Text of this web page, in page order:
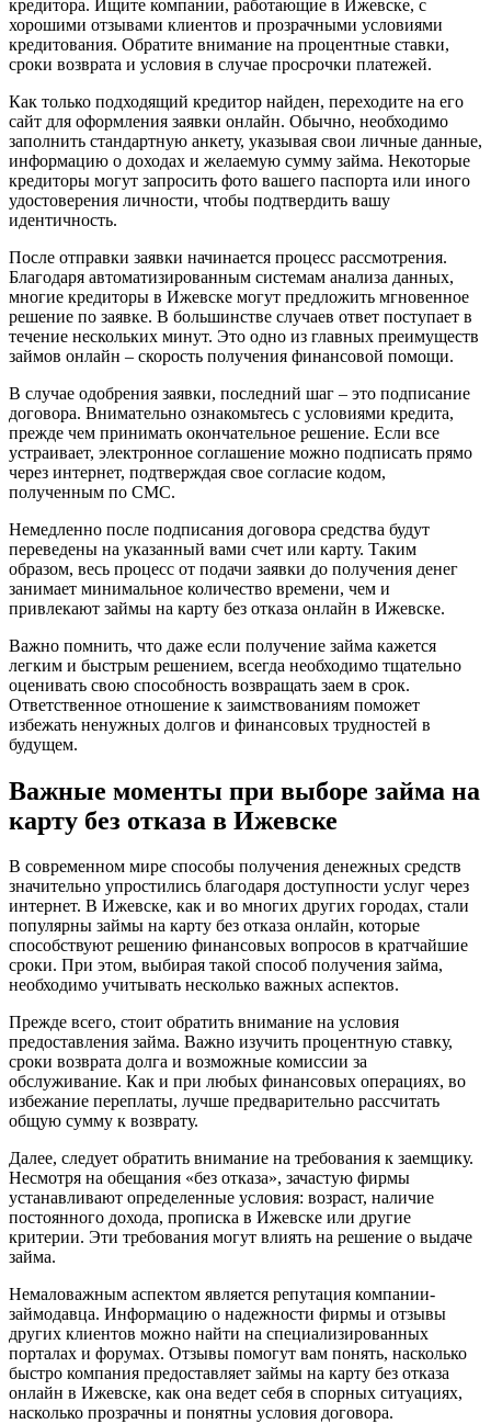
кредитора. Ищите компании, работающие в Ижевске, с
хорошими отзывами клиентов и прозрачными условиями
кредитования. Обратите внимание на процентные ставки,
сроки возврата и условия в случае просрочки платежей.
Как только подходящий кредитор найден, переходите на его
сайт для оформления заявки онлайн. Обычно, необходимо
заполнить стандартную анкету, указывая свои личные данные,
информацию о доходах и желаемую сумму займа. Некоторые
кредиторы могут запросить фото вашего паспорта или иного
удостоверения личности, чтобы подтвердить вашу
идентичность.
После отправки заявки начинается процесс рассмотрения.
Благодаря автоматизированным системам анализа данных,
многие кредиторы в Ижевске могут предложить мгновенное
решение по заявке. В большинстве случаев ответ поступает в
течение нескольких минут. Это одно из главных преимуществ
займов онлайн – скорость получения финансовой помощи.
В случае одобрения заявки, последний шаг – это подписание
договора. Внимательно ознакомьтесь с условиями кредита,
прежде чем принимать окончательное решение. Если все
устраивает, электронное соглашение можно подписать прямо
через интернет, подтверждая свое согласие кодом,
полученным по СМС.
Немедленно после подписания договора средства будут
переведены на указанный вами счет или карту. Таким
образом, весь процесс от подачи заявки до получения денег
занимает минимальное количество времени, чем и
привлекают займы на карту без отказа онлайн в Ижевске.
Важно помнить, что даже если получение займа кажется
легким и быстрым решением, всегда необходимо тщательно
оценивать свою способность возвращать заем в срок.
Ответственное отношение к заимствованиям поможет
избежать ненужных долгов и финансовых трудностей в
будущем.
Важные моменты при выборе займа на
карту без отказа в Ижевске
В современном мире способы получения денежных средств
значительно упростились благодаря доступности услуг через
интернет. В Ижевске, как и во многих других городах, стали
популярны займы на карту без отказа онлайн, которые
способствуют решению финансовых вопросов в кратчайшие
сроки. При этом, выбирая такой способ получения займа,
необходимо учитывать несколько важных аспектов.
Прежде всего, стоит обратить внимание на условия
предоставления займа. Важно изучить процентную ставку,
сроки возврата долга и возможные комиссии за
обслуживание. Как и при любых финансовых операциях, во
избежание переплаты, лучше предварительно рассчитать
общую сумму к возврату.
Далее, следует обратить внимание на требования к заемщику.
Несмотря на обещания «без отказа», зачастую фирмы
устанавливают определенные условия: возраст, наличие
постоянного дохода, прописка в Ижевске или другие
критерии. Эти требования могут влиять на решение о выдаче
займа.
Немаловажным аспектом является репутация компании-
займодавца. Информацию о надежности фирмы и отзывы
других клиентов можно найти на специализированных
порталах и форумах. Отзывы помогут вам понять, насколько
быстро компания предоставляет займы на карту без отказа
онлайн в Ижевске, как она ведет себя в спорных ситуациях,
насколько прозрачны и понятны условия договора.